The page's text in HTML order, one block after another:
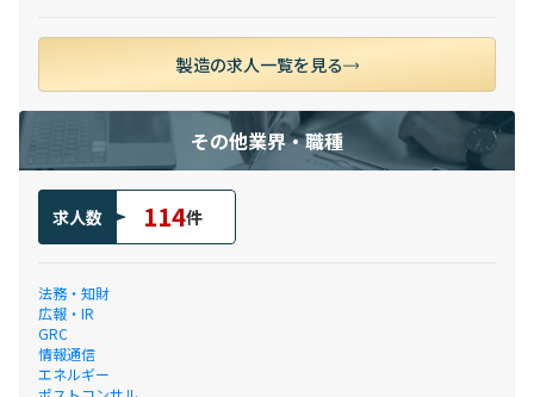
製造の求人一覧を見る
その他業界・職種
求人数 114件
法務・知財
広報・IR
GRC
情報通信
エネルギー